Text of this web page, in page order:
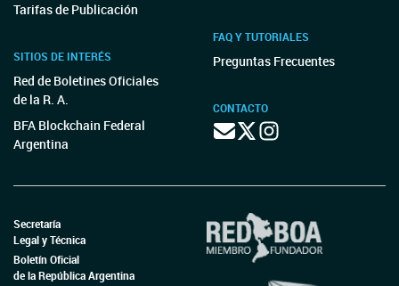
Tarifas de Publicación
SITIOS DE INTERÉS
Red de Boletines Oficiales
de la R. A.
BFA Blockchain Federal
Argentina
FAQ Y TUTORIALES
Preguntas Frecuentes
CONTACTO
Secretaría
Legal y Técnica
Boletín Oficial
de la República Argentina